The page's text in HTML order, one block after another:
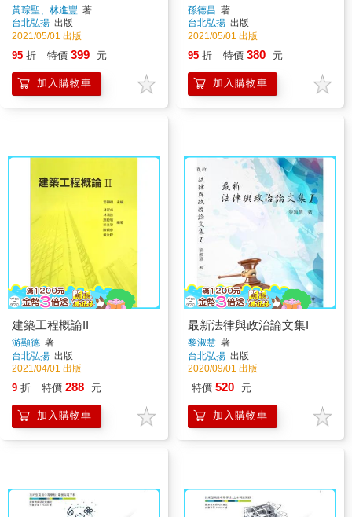
黃琮聖、林進豐 著
台北弘揚 出版
2021/05/01 出版
95 折 特價 399 元
加入購物車
孫德昌 著
台北弘揚 出版
2021/05/01 出版
95 折 特價 380 元
加入購物車
建築工程概論II
游顯德 著
台北弘揚 出版
2021/04/01 出版
9 折 特價 288 元
加入購物車
最新法律與政治論文集I
黎淑慧 著
台北弘揚 出版
2020/09/01 出版
特價 520 元
加入購物車